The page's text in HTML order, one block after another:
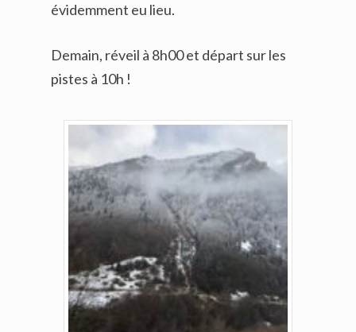
évidemment eu lieu.
Demain, réveil à 8h00 et départ sur les
pistes à 10h !